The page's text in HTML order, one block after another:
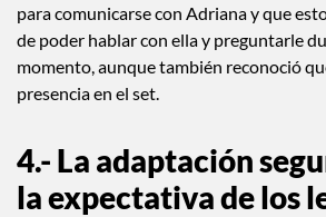
para comunicarse con Adriana y que
de poder hablar con ella y preguntarle
momento, aunque también reconoció
presencia en el set.
4.- La adaptación
la expectativa de los